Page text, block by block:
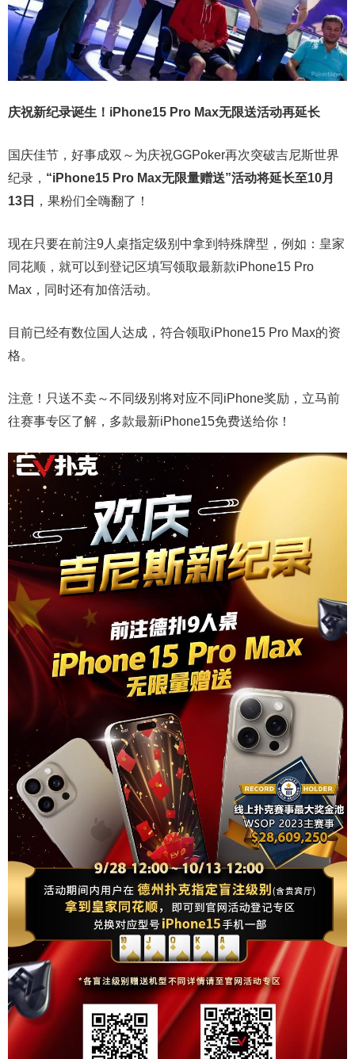
庆祝新纪录诞生！ iPhone15 Pro Max无限送活动再延长
国庆佳节， 好事成双～为庆祝GGPoker再次突破吉尼斯世界
纪录， “iPhone15 Pro Max无限量赠送”活动将延长至10月
13日
，果粉们全嗨翻了！
现在只要在前注9人桌指定级别中拿到特殊牌型，例如：皇家
同花顺，就可以到登记区填写领取最新款iPhone15 Pro
Max，同时还有加倍活动。
目前已经有数位国人达成，符合领取iPhone15 Pro Max的资
格。
注意！只送不卖～不同级别将对应不同iPhone奖励，立马前
往赛事专区了解，多款最新iPhone15免费送给你！